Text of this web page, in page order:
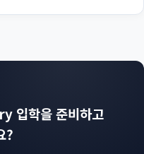
학을 준비하고
?